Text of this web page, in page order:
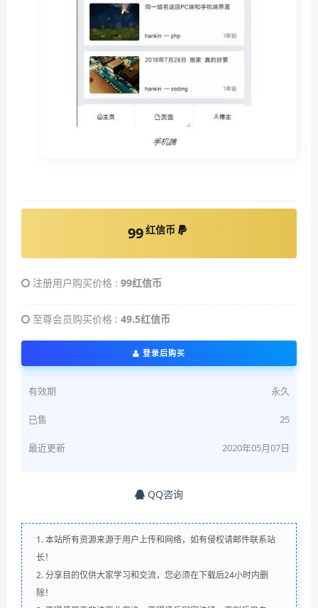
99红信币
注册用户购买价格 : 99红信币
至尊会员购买价格 : 49.5红信币
登录后购买
有效期 永久
已售 25
最近更新 2020年05月07日
QQ咨询
1. 本站所有资源来源于用户上传和网络，如有侵权请邮件联系站
长！
2. 分享目的仅供大家学习和交流，您必须在下载后24小时内删
除！